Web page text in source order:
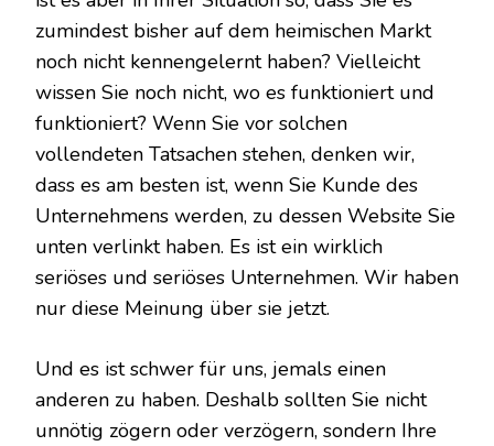
zumindest bisher auf dem heimischen Markt
noch nicht kennengelernt haben? Vielleicht
wissen Sie noch nicht, wo es funktioniert und
funktioniert? Wenn Sie vor solchen
vollendeten Tatsachen stehen, denken wir,
dass es am besten ist, wenn Sie Kunde des
Unternehmens werden, zu dessen Website Sie
unten verlinkt haben. Es ist ein wirklich
seriöses und seriöses Unternehmen. Wir haben
nur diese Meinung über sie jetzt.
Und es ist schwer für uns, jemals einen
anderen zu haben. Deshalb sollten Sie nicht
unnötig zögern oder verzögern, sondern Ihre